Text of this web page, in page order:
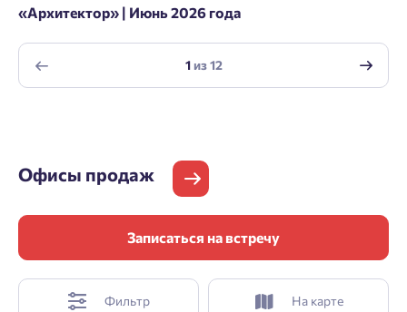
«Архитектор» | Июнь 2026 года
1из12
Офисы продаж
Записаться на встречу
Фильтр На карте